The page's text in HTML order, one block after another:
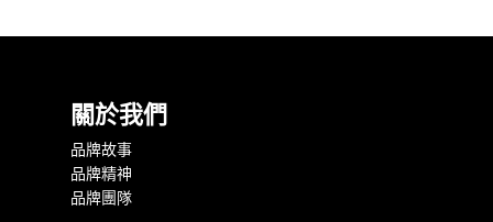
關於我們
品牌故事
品牌精神
品牌團隊